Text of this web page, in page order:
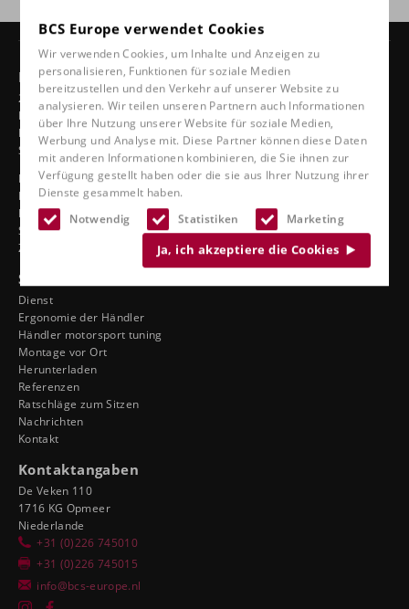
BCS Europe verwendet Cookies
Wir verwenden Cookies, um Inhalte und Anzeigen zu
personalisieren, Funktionen für soziale Medien
bereitzustellen und den Verkehr auf unserer Website zu
analysieren. Wir teilen unseren Partnern auch Informationen
über Ihre Nutzung unserer Website für soziale Medien,
Werbung und Analyse mit. Diese Partner können diese Daten
mit anderen Informationen kombinieren, die Sie ihnen zur
Verfügung gestellt haben oder die sie aus Ihrer Nutzung ihrer
Dienste gesammelt haben.
Notwendig
Statistiken Marketing
Ja, ich akzeptiere die Cookies
Produkte
24-Stunden-Stühle
Drehbare Stühle
Ergonomische Autositze
Sportsitze
Klassische Linie
Bootssitze
Lkw-Sitze
Sitze im Stadion
Zubehör
Siehe auch
Dienst
Ergonomie der Händler
Händler motorsport tuning
Montage vor Ort
Herunterladen
Referenzen
Ratschläge zum Sitzen
Nachrichten
Kontakt
Kontaktangaben
De Veken 110
1716 KG Opmeer
Niederlande
+31 (0)226 745010
+31 (0)226 745015
info@bcs-europe.nl